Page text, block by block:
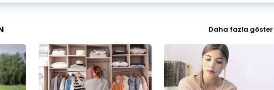
Daha fazla göster